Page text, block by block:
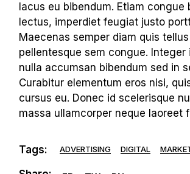
lacus eu bibendum. Etiam congue
lectus, imperdiet feugiat justo
Maecenas semper diam quis
pellentesque sem congue. Integer
nulla accumsan bibendum sed in
Curabitur elementum eros nisi,
cursus eu. Donec id scelerisque
massa ullamcorper neque laoreet
Tags: ADVERTISING DIGITAL